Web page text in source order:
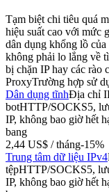
Tạm biệt chi tiêu quá
hiệu suất cao với mức
dân dụng khổng lồ
không phải lo lắng về
bị chặn IP hay các rào
ProxyTrường hợp sử
Dân dụng tĩnhĐịa chỉ
botHTTP/SOCKS5,
IP, không bao giờ hết
bang
2,44 US$ / tháng-15%
Trung tâm dữ liệu IPv4
tệpHTTP/SOCKS5,
IP, không bao giờ hết